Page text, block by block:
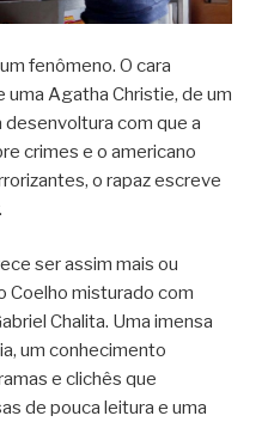
fenômeno. O cara
Agatha Christie, de um
com que a
crimes e o americano
o rapaz escreve
ser assim mais ou
Coelho misturado com
Chalita. Uma imensa
um conhecimento
e clichês que
de pouca leitura e uma